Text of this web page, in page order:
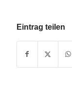
Eintrag teilen